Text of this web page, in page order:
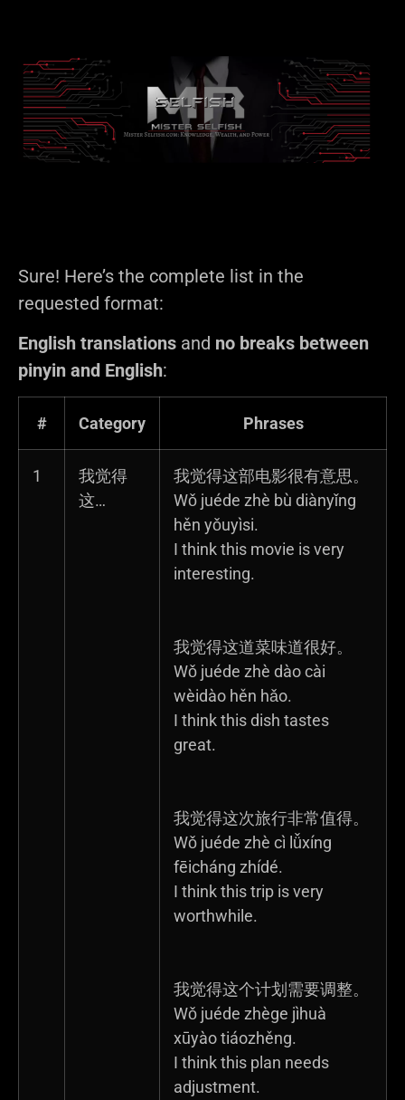
Sure! Here’s the complete list in the
requested format:
English translations and no breaks between
pinyin and English:
# Category Phrases
1
我觉得
这…
我觉得这部电影很有意思。
Wǒ juéde zhè bù diànyǐng
hěn yǒuyìsi.
I think this movie is very
interesting.
我觉得这道菜味道很好。
Wǒ juéde zhè dào cài
wèidào hěn hǎo.
I think this dish tastes
great.
我觉得这次旅行非常值得。
Wǒ juéde zhè cì lǚxíng
fēicháng zhídé.
I think this trip is very
worthwhile.
我觉得这个计划需要调整。
Wǒ juéde zhège jìhuà
xūyào tiáozhěng.
I think this plan needs
adjustment.